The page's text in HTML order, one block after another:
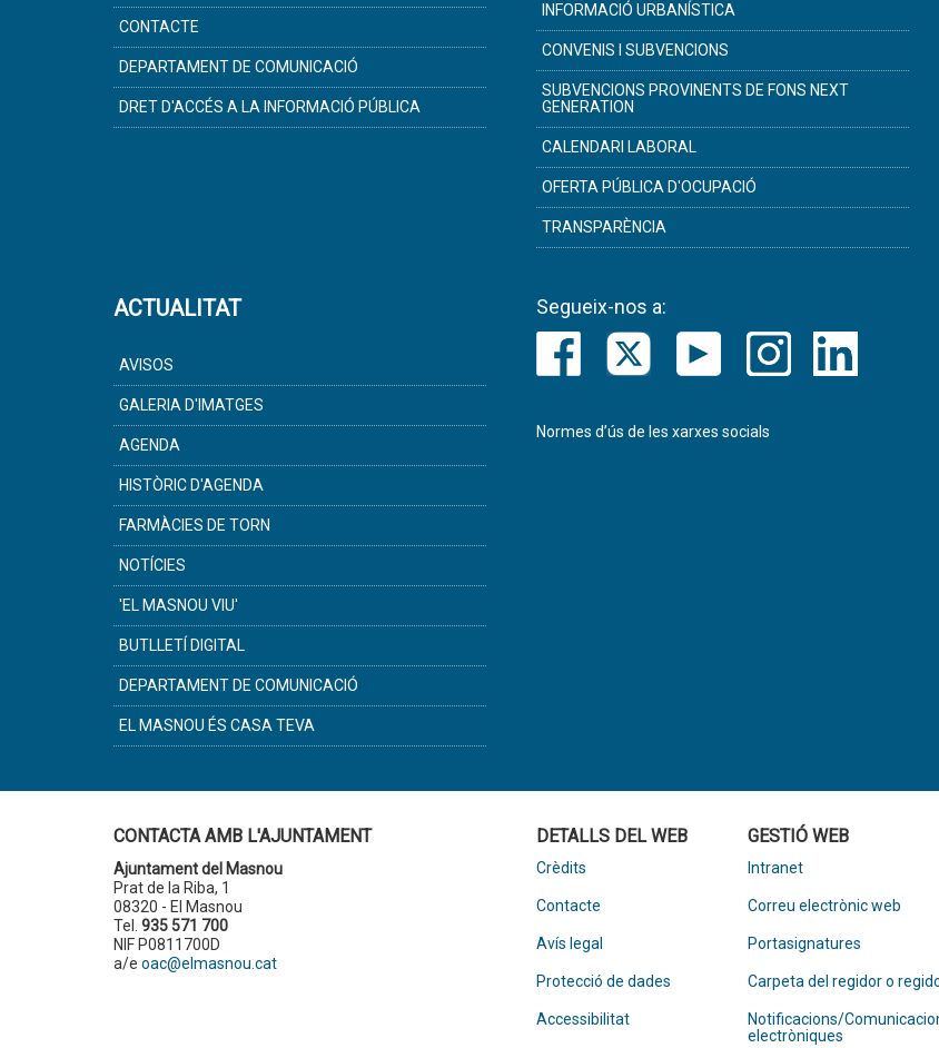
CONTACTE
DEPARTAMENT DE COMUNICACIÓ
DRET D'ACCÉS A LA INFORMACIÓ PÚBLICA
INFORMACIÓ URBANÍSTICA
CONVENIS I SUBVENCIONS
SUBVENCIONS PROVINENTS DE FONS NEXT
GENERATION
CALENDARI LABORAL
OFERTA PÚBLICA D'OCUPACIÓ
TRANSPARÈNCIA
ACTUALITAT
AVISOS
GALERIA D'IMATGES
AGENDA
HISTÒRIC D'AGENDA
FARMÀCIES DE TORN
NOTÍCIES
'EL MASNOU VIU'
BUTLLETÍ DIGITAL
DEPARTAMENT DE COMUNICACIÓ
EL MASNOU ÉS CASA TEVA
Segueix-nos a:
Normes d’ús de les xarxes socials
CONTACTA AMB L'AJUNTAMENT
Ajuntament del Masnou
Prat de la Riba, 1
08320 - El Masnou
Tel. 935 571 700
NIF P0811700D
a/e oac@elmasnou.cat
DETALLS DEL WEB
Crèdits
Contacte
Avís legal
Protecció de dades
Accessibilitat
GESTIÓ WEB
Intranet
Correu electrònic web
Portasignatures
Carpeta del regidor o
Notificacions/
electròniques